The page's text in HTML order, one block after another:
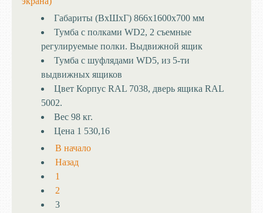
Габариты (ВхШхГ) 866x1600x700 мм
Тумба с полками WD2, 2 съемные
регулируемые полки. Выдвижной ящик
Тумба с шуфлядами WD5, из 5-ти
выдвижных ящиков
Цвет Корпус RAL 7038, дверь ящика RAL
5002.
Вес 98 кг.
Цена 1 530,16
В начало
Назад
1
2
3